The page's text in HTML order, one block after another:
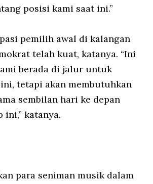
posisi kami saat ini.”
pemilih awal di kalangan
telah kuat, katanya. “Ini
berada di jalur untuk
tetapi akan membutuhkan
sembilan hari ke depan
katanya.
para seniman musik dalam